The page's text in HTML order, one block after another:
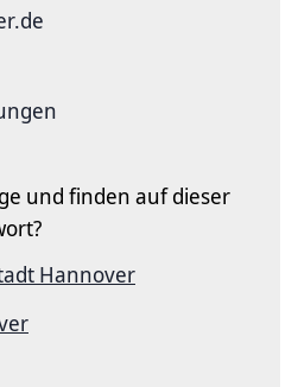
und finden auf dieser
Hannover